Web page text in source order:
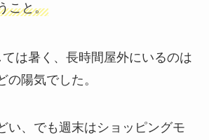
こと。
は暑く、長時間屋外にいるのは
の陽気でした。
い、でも週末はショッピングモ